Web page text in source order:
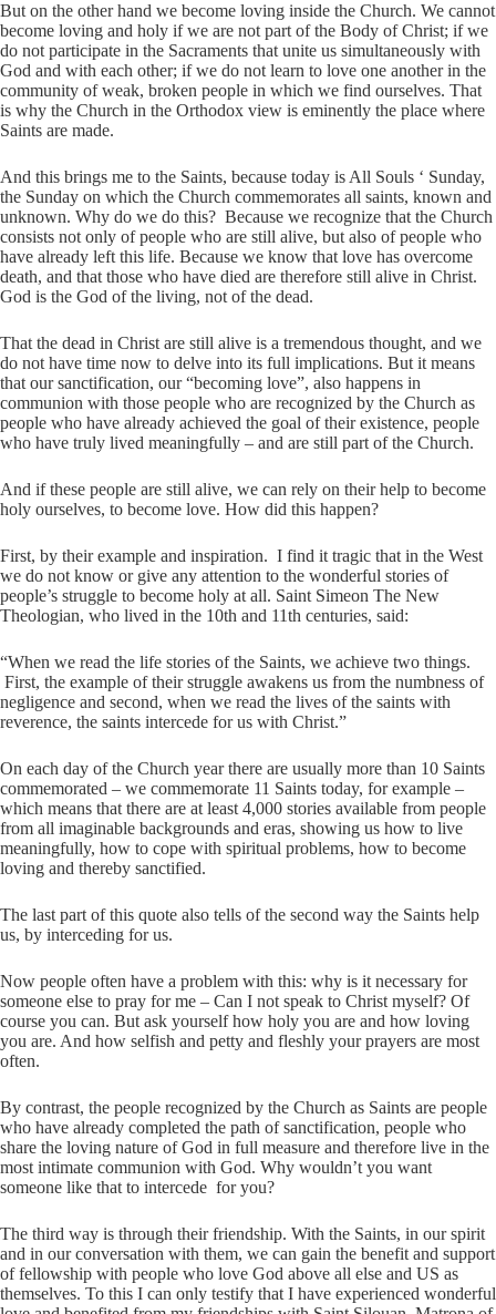
But on the other hand we become loving inside the Church. We cannot
become loving and holy if we are not part of the Body of Christ; if we
do not participate in the Sacraments that unite us simultaneously with
God and with each other; if we do not learn to love one another in the
community of weak, broken people in which we find ourselves. That
is why the Church in the Orthodox view is eminently the place where
Saints are made.
And this brings me to the Saints, because today is All Souls ‘ Sunday,
the Sunday on which the Church commemorates all saints, known and
unknown. Why do we do this? Because we recognize that the Church
consists not only of people who are still alive, but also of people who
have already left this life. Because we know that love has overcome
death, and that those who have died are therefore still alive in Christ.
God is the God of the living, not of the dead.
That the dead in Christ are still alive is a tremendous thought, and we
do not have time now to delve into its full implications. But it means
that our sanctification, our “becoming love”, also happens in
communion with those people who are recognized by the Church as
people who have already achieved the goal of their existence, people
who have truly lived meaningfully – and are still part of the Church.
And if these people are still alive, we can rely on their help to become
holy ourselves, to become love. How did this happen?
First, by their example and inspiration. I find it tragic that in the West
we do not know or give any attention to the wonderful stories of
people’s struggle to become holy at all. Saint Simeon The New
Theologian, who lived in the 10th and 11th centuries, said:
“When we read the life stories of the Saints, we achieve two things.
First, the example of their struggle awakens us from the numbness of
negligence and second, when we read the lives of the saints with
reverence, the saints intercede for us with Christ.”
On each day of the Church year there are usually more than 10 Saints
commemorated – we commemorate 11 Saints today, for example –
which means that there are at least 4,000 stories available from people
from all imaginable backgrounds and eras, showing us how to live
meaningfully, how to cope with spiritual problems, how to become
loving and thereby sanctified.
The last part of this quote also tells of the second way the Saints help
us, by interceding for us.
Now people often have a problem with this: why is it necessary for
someone else to pray for me – Can I not speak to Christ myself? Of
course you can. But ask yourself how holy you are and how loving
you are. And how selfish and petty and fleshly your prayers are most
often.
By contrast, the people recognized by the Church as Saints are people
who have already completed the path of sanctification, people who
share the loving nature of God in full measure and therefore live in the
most intimate communion with God. Why wouldn’t you want
someone like that to intercede for you?
The third way is through their friendship. With the Saints, in our spirit
and in our conversation with them, we can gain the benefit and support
of fellowship with people who love God above all else and US as
themselves. To this I can only testify that I have experienced wonderful